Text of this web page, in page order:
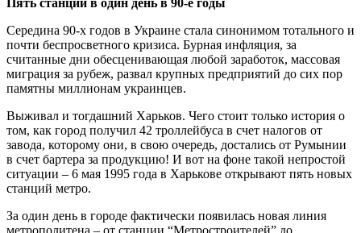
Середина 90-х годов в Украине стала синонимом тотального и
почти беспросветного кризиса. Бурная инфляция, за
считанные дни обесценивающая любой заработок, массовая
миграция за рубеж, развал крупных предприятий до сих пор
памятны миллионам украинцев.
Выживал и тогдашний Харьков. Чего стоит только история о
том, как город получил 42 троллейбуса в счет налогов от
завода, которому они, в свою очередь, достались от Румынии
в счет бартера за продукцию! И вот на фоне такой непростой
ситуации – 6 мая 1995 года в Харькове открывают пять новых
станций метро.
За один день в городе фактически появилась новая линия
метрополитена – от станции “Метростроителей” до